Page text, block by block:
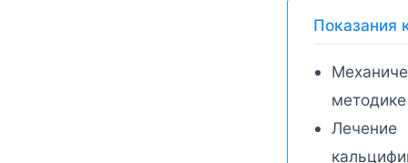
Показания